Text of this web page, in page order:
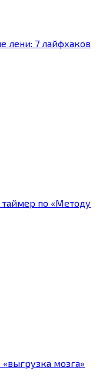
лени: 7 лайфхаков
по «Методу
мозга»